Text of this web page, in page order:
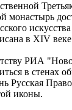
монастырь
в XIV
РИА
в стенах
Русская
иконы.